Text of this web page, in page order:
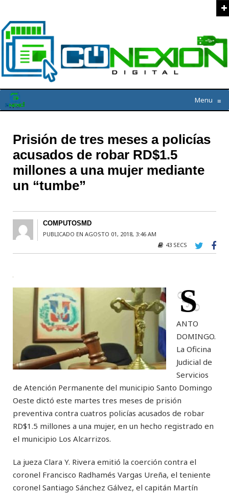
Menu ≡
Prisión de tres meses a policías
acusados de robar RD$1.5
millones a una mujer mediante
un “tumbe”
COMPUTOSMD
PUBLICADO EN AGOSTO 01, 2018, 3:46 AM
43 SECS
S
ANTO
DOMINGO.
La Oficina
Judicial de
Servicios
de Atención Permanente del municipio Santo Domingo
Oeste dictó este martes tres meses de prisión
preventiva contra cuatros policías acusados de robar
RD$1.5 millones a una mujer, en un hecho registrado en
el municipio Los Alcarrizos.
La jueza Clara Y. Rivera emitió la coerción contra el
coronel Francisco Radhamés Vargas Ureña, el teniente
coronel Santiago Sánchez Gálvez, el capitán Martín